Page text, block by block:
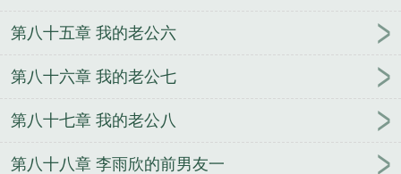
第八十五章 我的老公六
第八十六章 我的老公七
第八十七章 我的老公八
第八十八章 李雨欣的前男友一